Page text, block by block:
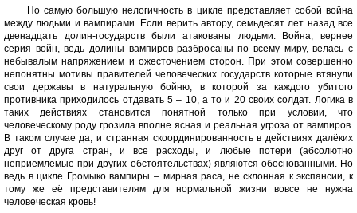
Но самую большую нелогичность в цикле представляет собой война
между людьми и вампирами. Если верить автору, семьдесят лет назад все
двенадцать долин-государств были атакованы людьми. Война, вернее
серия войн, ведь долины вампиров разбросаны по всему миру, велась с
небывалым напряжением и ожесточением сторон. При этом совершенно
непонятны мотивы правителей человеческих государств которые втянули
свои державы в натуральную бойню, в которой за каждого убитого
противника приходилось отдавать 5 – 10, а то и 20 своих солдат. Логика в
таких действиях становится понятной только при условии, что
человеческому роду грозила вполне ясная и реальная угроза от вампиров.
В таком случае да, и странная скоординированность в действиях далёких
друг от друга стран, и все расходы, и любые потери (абсолютно
неприемлемые при других обстоятельствах) являются обоснованными. Но
ведь в цикле Громыко вампиры – мирная раса, не склонная к экспансии, к
тому же её представителям для нормальной жизни вовсе не нужна
человеческая кровь!